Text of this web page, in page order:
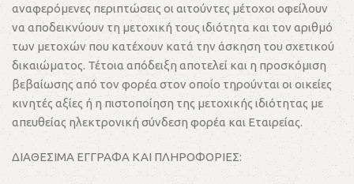
αναφερόμενες περιπτώσεις οι αιτούντες μέτοχοι οφείλουν
να αποδεικνύουν τη μετοχική τους ιδιότητα και τον αριθμό
των μετοχών που κατέχουν κατά την άσκηση του σχετικού
δικαιώματος. Τέτοια απόδειξη αποτελεί και η προσκόμιση
βεβαίωσης από τον φορέα στον οποίο τηρούνται οι οικείες
κινητές αξίες ή η πιστοποίηση της μετοχικής ιδιότητας με
απευθείας ηλεκτρονική σύνδεση φορέα και Εταιρείας.
ΔΙΑΘΕΣΙΜΑ ΕΓΓΡΑΦΑ ΚΑΙ ΠΛΗΡΟΦΟΡΙΕΣ: